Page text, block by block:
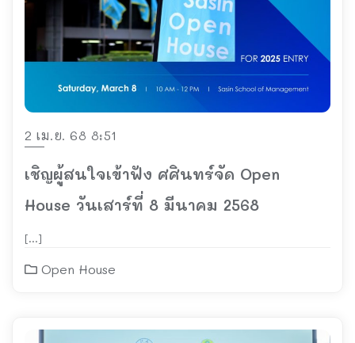
2 เม.ย. 68 8:51
เชิญผู้สนใจเข้าฟัง ศศินทร์จัด Open
House วันเสาร์ที่ 8 มีนาคม 2568
[…]
Open House